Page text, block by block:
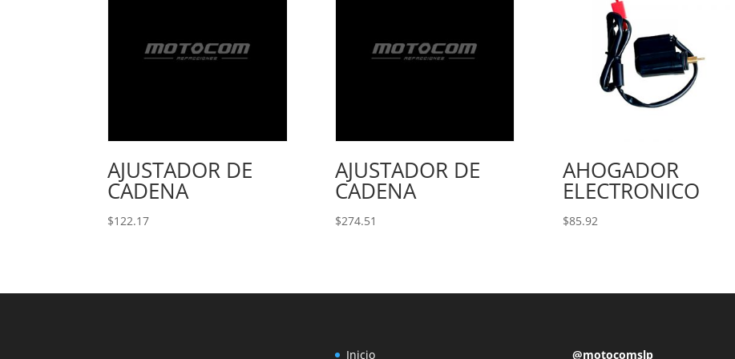
AJUSTADOR DE
CADENA
$122.17
AJUSTADOR DE
CADENA
$274.51
AHOGADOR
ELECTRONICO
$85.92
Inicio @motocomslp